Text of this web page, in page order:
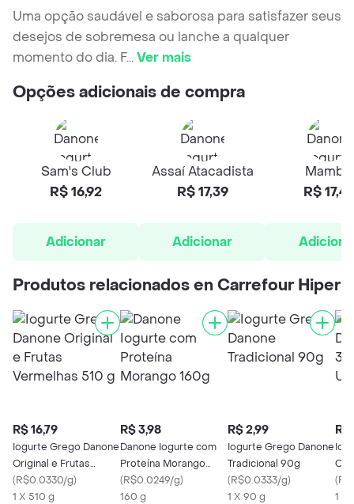
Uma opção saudável e saborosa para satisfazer seus
desejos de sobremesa ou lanche a qualquer
momento do dia. F...Ver mais
Opções adicionais de compra
Sam's Club
R$ 16,92
Adicionar
Assaí Atacadista
R$ 17,39
Adicionar
Mambo
R$ 17,49
Produtos relacionados en Carrefour Hiper
R$ 16,79
Iogurte Grego Danone
Original e Frutas
Vermelhas 510 g
(R$0.0330/g)
1 X 510 g
R$ 3,98
Danone Iogurte com
Proteína Morango
160g
(R$0.0249/g)
160 g
R$ 2,99
Iogurte Grego Danone
Tradicional 90g
(R$0.0333/g)
1 X 90 g
R$
(
1 X